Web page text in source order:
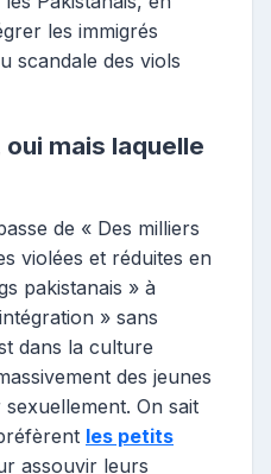
les immigrés
scandale des viols
mais laquelle
de « Des milliers
violées et réduites en
pakistanais » à
» sans
dans la culture
des jeunes
On sait
les petits
assouvir leurs